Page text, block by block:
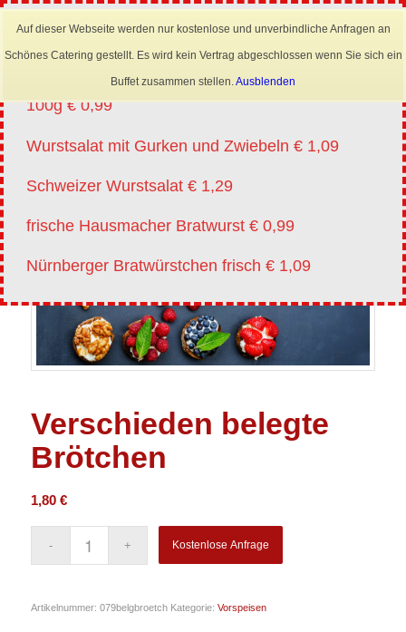
Auf dieser Webseite werden nur kostenlose und unverbindliche Anfragen an
Schönes Catering gestellt. Es wird kein Vertrag abgeschlossen wenn Sie sich ein
Buffet zusammen stellen.Ausblenden
Verschieden belegte
Brötchen
1,80 €
Kostenlose Anfrage
Artikelnummer: 079belgbroetch Kategorie: Vorspeisen
Lyoner für Wurstsalat in Scheiben oder Streifen
100g € 0,99
Wurstsalat mit Gurken und Zwiebeln € 1,09
Schweizer Wurstsalat € 1,29
frische Hausmacher Bratwurst € 0,99
Nürnberger Bratwürstchen frisch € 1,09
×